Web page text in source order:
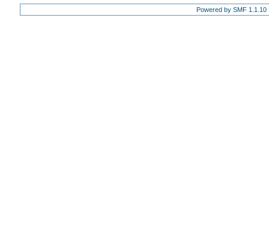
Powered by SMF 1.1.10